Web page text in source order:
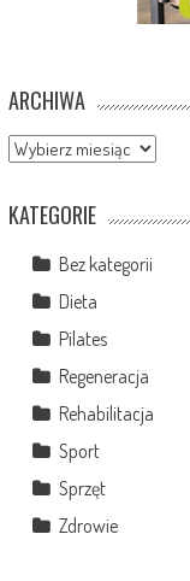
ARCHIWA
Archiwa
KATEGORIE
Bez kategorii
Dieta
Pilates
Regeneracja
Rehabilitacja
Sport
Sprzęt
Zdrowie